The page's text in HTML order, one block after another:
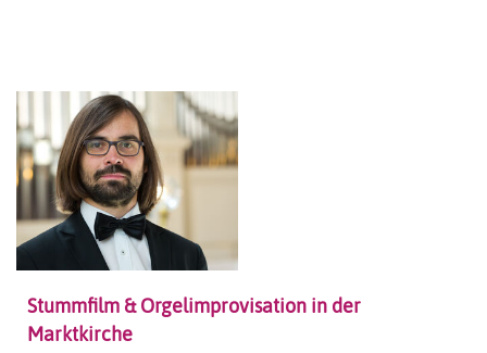
Stummfilm & Orgelimprovisation in der
Marktkirche